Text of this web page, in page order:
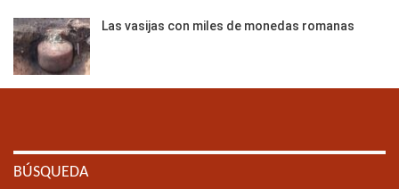
Las vasijas con miles de monedas romanas
BÚSQUEDA